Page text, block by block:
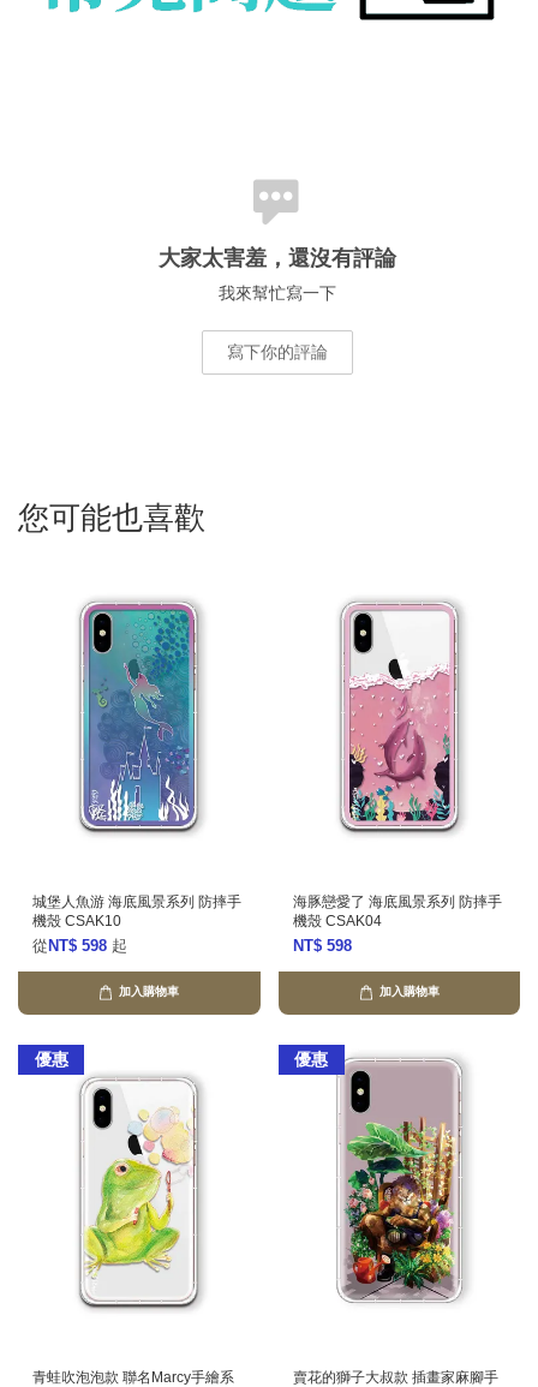
大家太害羞，還沒有評論
我來幫忙寫一下
寫下你的評論
您可能也喜歡
城堡人魚游 海底風景系列 防摔手
機殼 CSAK10
從 NT$ 598 起
加入購物車
海豚戀愛了 海底風景系列 防摔手
機殼 CSAK04
NT$ 598
加入購物車
優惠
青蛙吹泡泡款 聯名Marcy手繪系
優惠
賣花的獅子大叔款 插畫家麻腳手